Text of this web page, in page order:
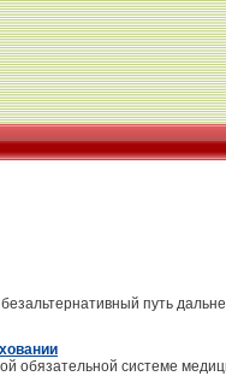
путь
обязательной системе